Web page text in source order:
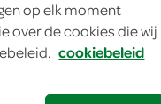
kies je SPAR
op elk moment
over de cookies die wij
cookiebeleid